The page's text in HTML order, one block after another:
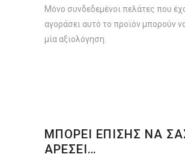
Μόνο συνδεδεμένοι πελάτες που
αγοράσει αυτό το προϊόν μπορούν
μία αξιολόγηση.
ΜΠΟΡΕΙ ΕΠΙΣΗΣ ΝΑ
ΑΡΕΣΕΙ…